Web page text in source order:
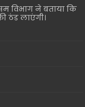
विभाग ने बताया कि
ठंड लाएंगी।